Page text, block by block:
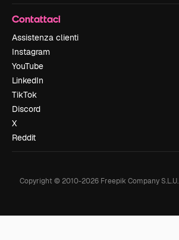
Contattaci
Assistenza clienti
Instagram
YouTube
LinkedIn
TikTok
Discord
X
Reddit
Copyright © 2010-2026Freepik Company S.L.U.